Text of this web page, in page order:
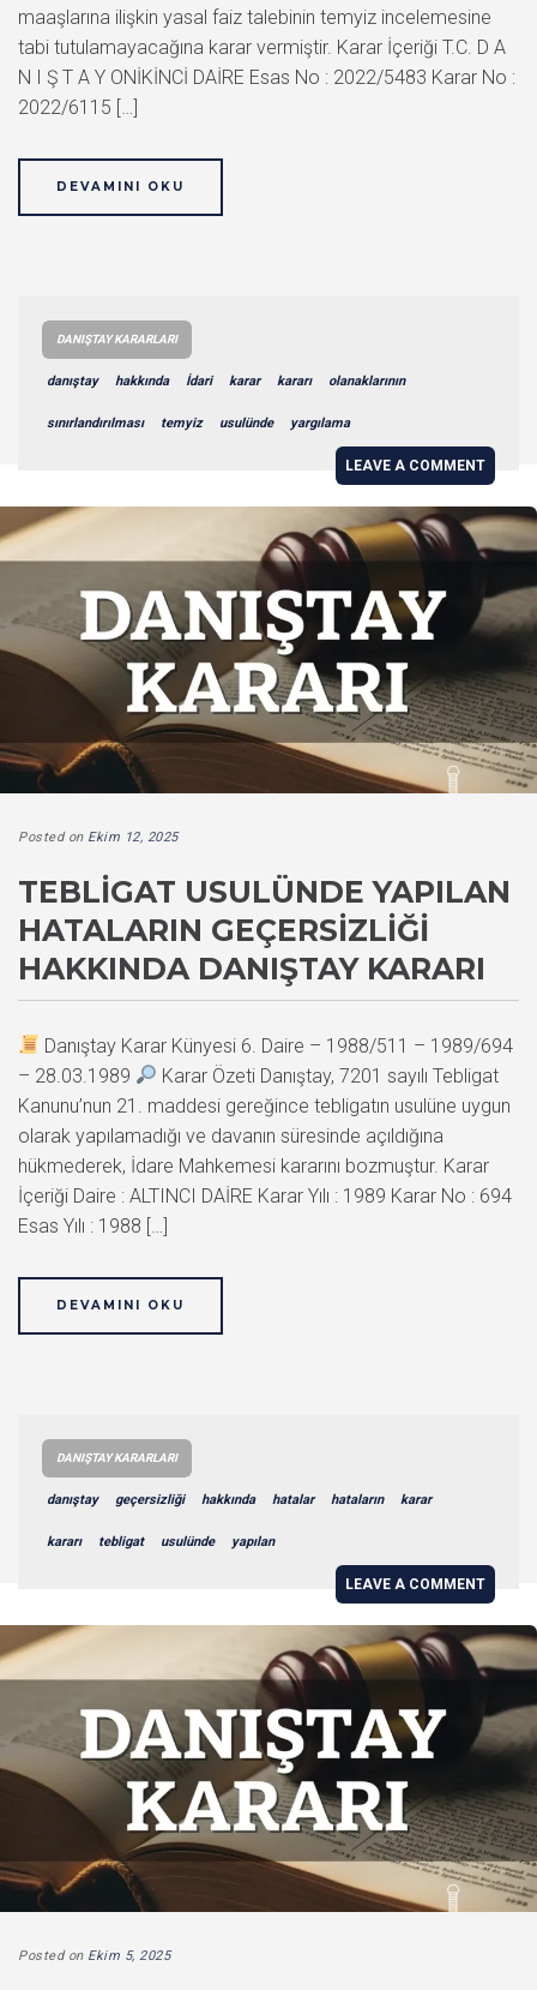
maaşlarına ilişkin yasal faiz talebinin temyiz incelemesine
tabi tutulamayacağına karar vermiştir. Karar İçeriği T.C. D A
N I Ş T A Y ONİKİNCİ DAİRE Esas No : 2022/5483 Karar No :
2022/6115 […]
DEVAMINI OKU
DANIŞTAY KARARLARI
danıştay hakkında İdari karar kararı olanaklarının
sınırlandırılması temyiz usulünde yargılama
LEAVE A COMMENT
Posted on Ekim 12, 2025
TEBLIGAT USULÜNDE YAPILAN
HATALARIN GEÇERSIZLIĞI
HAKKINDA DANIŞTAY KARARI
Danıştay Karar Künyesi 6. Daire – 1988/511 – 1989/694
– 28.03.1989
Karar Özeti Danıştay, 7201 sayılı Tebligat
Kanunu’nun 21. maddesi gereğince tebligatın usulüne uygun
olarak yapılamadığı ve davanın süresinde açıldığına
hükmederek, İdare Mahkemesi kararını bozmuştur. Karar
İçeriği Daire : ALTINCI DAİRE Karar Yılı : 1989 Karar No : 694
Esas Yılı : 1988 […]
DEVAMINI OKU
DANIŞTAY KARARLARI
danıştay geçersizliği hakkında hatalar hataların karar
kararı tebligat usulünde yapılan
LEAVE A COMMENT
Posted on Ekim 5, 2025